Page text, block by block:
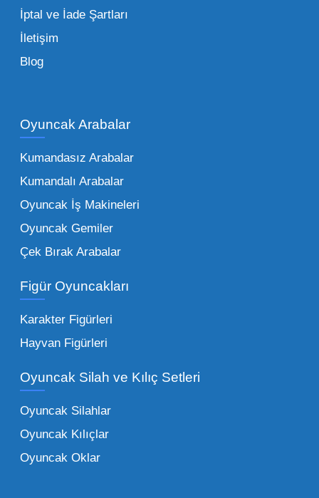
Toptan Oyuncak Çeşitleri Nelerdir?
kadar zengindir. Bir mağazanın veya eğitim
çeşitliliği ile doğru orantılıdır. İşte Mega
Oyuncak bünyesinde öne çıkan ve en çok
tercih edilen kategorilerimiz:
Peluş Oyuncaklar:
vazgeçilmezi olan yumuşak dokulu sevilen
seçeneklerimizi keşfederek koleksiyonunuza
en sevilen karakterleri ekleyebilirsiniz.
Eğitici Setler:
tarafından tercih edilentoptan eğitici
ebeveynlerin son yıllarda en çok satın aldığı
ürün grupları arasında yer almaktadır.
Oyuncak Araçlar:
İptal ve İade Şartları
İletişim
Blog
Oyuncak Arabalar
Kumandasız Arabalar
Kumandalı Arabalar
Oyuncak İş Makineleri
Oyuncak Gemiler
Çek Bırak Arabalar
Figür Oyuncakları
Karakter Figürleri
Hayvan Figürleri
Oyuncak Silah ve Kılıç Setleri
Oyuncak Silahlar
Oyuncak Kılıçlar
Oyuncak Oklar